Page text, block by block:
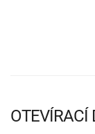
OTEVÍRACÍ